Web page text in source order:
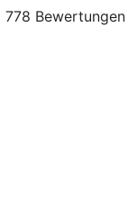
778 Bewertungen